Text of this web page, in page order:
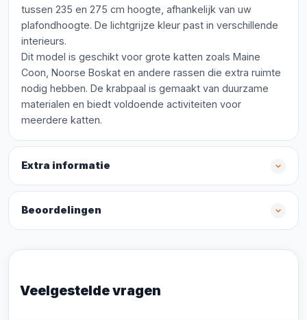
tussen 235 en 275 cm hoogte, afhankelijk van uw
plafondhoogte. De lichtgrijze kleur past in verschillende
interieurs.
Dit model is geschikt voor grote katten zoals Maine
Coon, Noorse Boskat en andere rassen die extra ruimte
nodig hebben. De krabpaal is gemaakt van duurzame
materialen en biedt voldoende activiteiten voor
meerdere katten.
Extra informatie
Beoordelingen
Veelgestelde vragen